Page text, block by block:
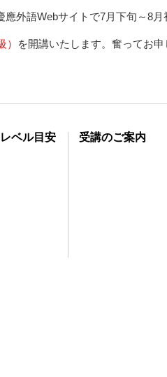
外語Webサイトで7月下旬～8月
を開講いたします。奮ってお申
ベル目安 受講のご案内